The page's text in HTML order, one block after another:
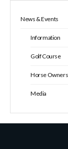
News & Events
Information
Golf Course
Horse
Media